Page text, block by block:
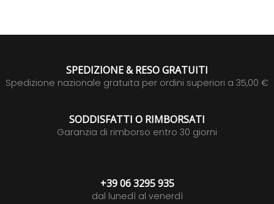
SPEDIZIONE & RESO GRATUITI
Spedizione nazionale gratuita per ordini superiori a 35,00 €
SODDISFATTI O RIMBORSATI
Garanzia di rimborso entro 30 giorni
+39 06 3295 935
dal lunedì al venerdì